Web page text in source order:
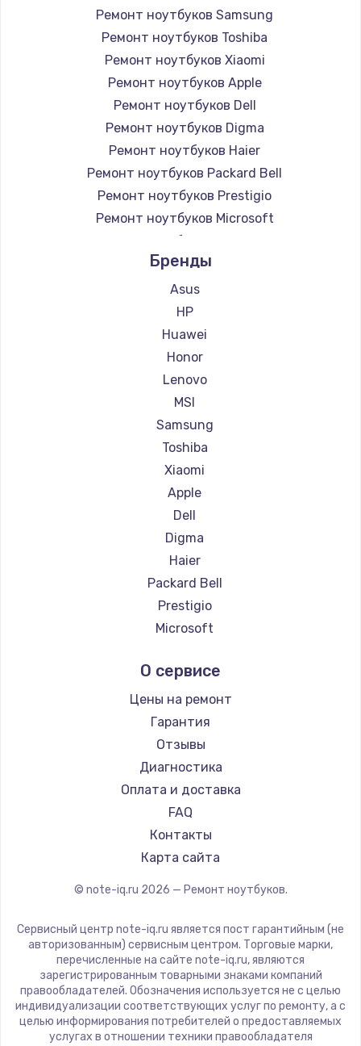
Ремонт ноутбуков Samsung
Ремонт ноутбуков Toshiba
Ремонт ноутбуков Xiaomi
Ремонт ноутбуков Apple
Ремонт ноутбуков Dell
Ремонт ноутбуков Digma
Ремонт ноутбуков Haier
Ремонт ноутбуков Packard Bell
Ремонт ноутбуков Prestigio
Ремонт ноутбуков Microsoft
Ремонт ноутбуков Alienware
Ремонт ноутбуков Aquarius
Ремонт ноутбуков Gigabyte
Ремонт ноутбуков Aorus
Ремонт ноутбуков Maibenben
Ремонт ноутбуков Getac
Ремонт ноутбуков Epson
Ремонт ноутбуков Philips
Ремонт ноутбуков LG
Ремонт ноутбуков Panasonic
Ремонт ноутбуков Irbis
Ремонт ноутбуков Thunderobot
Ремонт ноутбуков Hasee
Ремонт ноутбуков ZTE
Ремонт ноутбуков Hiper
Ремонт ноутбуков Evga
Ремонт ноутбуков Google
Ремонт ноутбуков Echips
Ремонт ноутбуков Predator
Ремонт ноутбуков iru
Ремонт ноутбуков Machenike
Ремонт ноутбуков DEXP
Ремонт ноутбуков Teclast
Ремонт ноутбуков CHUWI
Ремонт ноутбуков Colorful
Бренды
Asus
HP
Huawei
Honor
Lenovo
MSI
Samsung
Toshiba
Xiaomi
Apple
Dell
Digma
Haier
Packard Bell
Prestigio
Microsoft
Aquarius
Gigabyte
Aorus
Maibenben
Getac
Epson
Philips
LG
Panasonic
ZTE
Hiper
Evga
Google
Echips
О сервисе
Цены на ремонт
Гарантия
Отзывы
Диагностика
Оплата и доставка
FAQ
Контакты
Карта сайта
© note-iq.ru 2026 — Ремонт ноутбуков.
Сервисный центр note-iq.ru является пост гарантийным (не
авторизованным) сервисным центром. Торговые марки,
перечисленные на сайте note-iq.ru, являются
зарегистрированным товарными знаками компаний
правообладателей. Обозначения используется не с целью
индивидуализации соответствующих услуг по ремонту, а с
целью информирования потребителей о предоставляемых
услугах в отношении техники правообладателя